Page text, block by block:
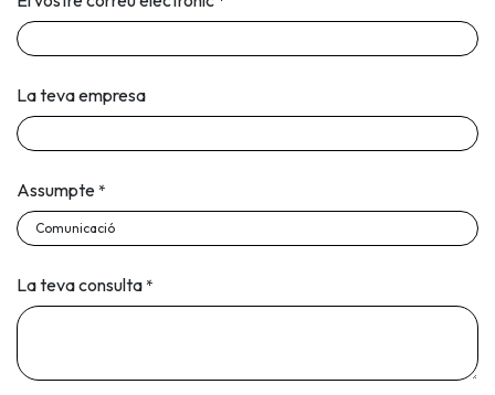
La teva empresa
Assumpte*
La teva consulta*